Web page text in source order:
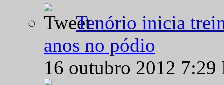
Tenório inicia
anos no pódio
16 outubro 2012